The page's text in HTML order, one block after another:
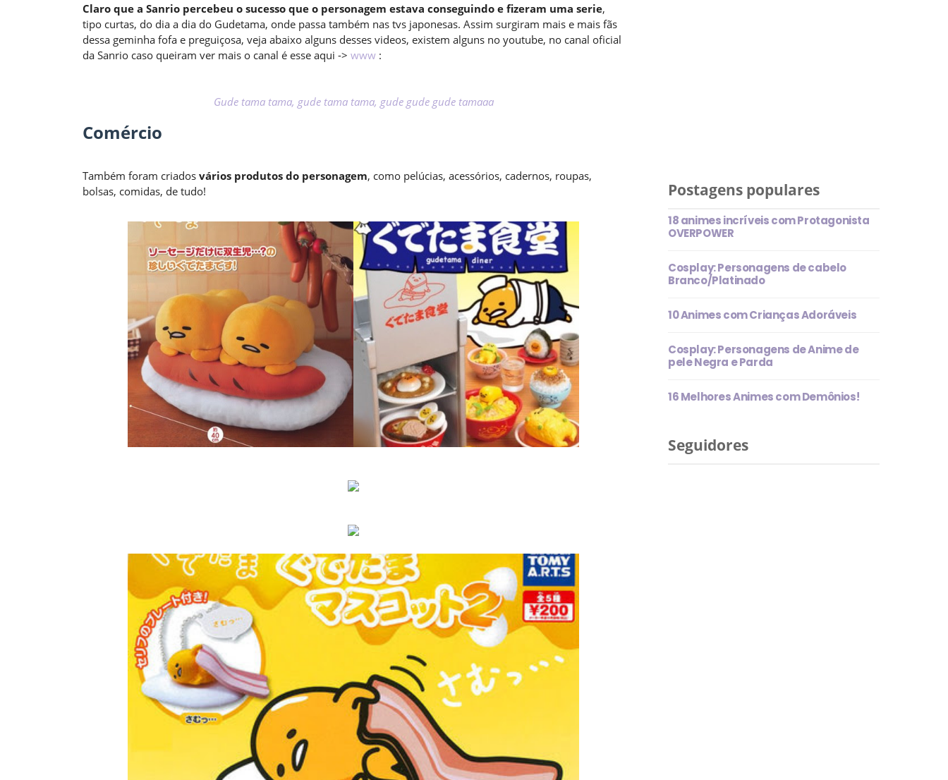
Claro que a Sanrio percebeu o sucesso que o personagem estava conseguindo e fizeram uma serie,
tipo curtas, do dia a dia do Gudetama, onde passa também nas tvs japonesas. Assim surgiram mais e mais fãs
dessa geminha fofa e preguiçosa, veja abaixo alguns desses videos, existem alguns no youtube, no canal oficial
da Sanrio caso queiram ver mais o canal é esse aqui -> www :
Gude tama tama, gude tama tama, gude gude gude tamaaa
Comércio
Também foram criados vários produtos do personagem, como pelúcias, acessórios, cadernos, roupas,
bolsas, comidas, de tudo!
Postagens populares
18 animes incríveis com Protagonista
OVERPOWER
Cosplay: Personagens de cabelo
Branco/Platinado
10 Animes com Crianças Adoráveis
Cosplay: Personagens de Anime de
pele Negra e Parda
16 Melhores Animes com Demônios!
Seguidores